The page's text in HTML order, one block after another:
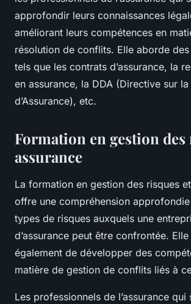
approfondir leurs connaissances
améliorant leurs compétences en
résolution de conflits. Elle aborde
tels que les contrats d’assurance, la
en assurance, la DDA (Directive sur
d’Assurance), etc.
Formation en gestion des
assurance
La formation en gestion des risques
offre une compréhension
types de risques auxquels une
d’assurance peut être confrontée.
également de développer des
matière de gestion de conflits liés à
Les professionnels de l’assurance qui